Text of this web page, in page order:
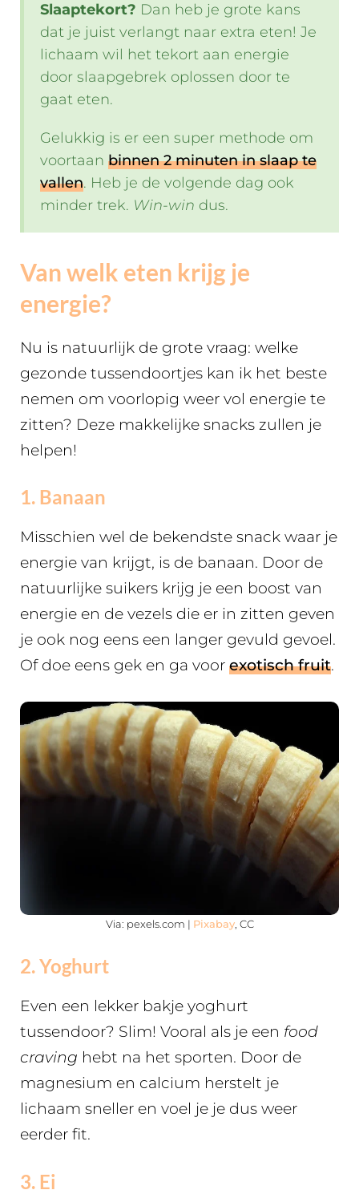
Slaaptekort? Dan heb je grote kans
dat je juist verlangt naar extra eten! Je
lichaam wil het tekort aan energie
door slaapgebrek oplossen door te
gaat eten.
Gelukkig is er een super methode om
voortaan binnen 2 minuten in slaap te
vallen. Heb je de volgende dag ook
minder trek. Win-win dus.
Van welk eten krijg je
energie?
Nu is natuurlijk de grote vraag: welke
gezonde tussendoortjes kan ik het beste
nemen om voorlopig weer vol energie te
zitten? Deze makkelijke snacks zullen je
helpen!
1. Banaan
Misschien wel de bekendste snack waar je
energie van krijgt, is de banaan. Door de
natuurlijke suikers krijg je een boost van
energie en de vezels die er in zitten geven
je ook nog eens een langer gevuld gevoel.
Of doe eens gek en ga voor exotisch fruit.
Via: pexels.com | Pixabay, CC
2. Yoghurt
Even een lekker bakje yoghurt
tussendoor? Slim! Vooral als je een food
craving hebt na het sporten. Door de
magnesium en calcium herstelt je
lichaam sneller en voel je je dus weer
eerder fit.
3. Ei